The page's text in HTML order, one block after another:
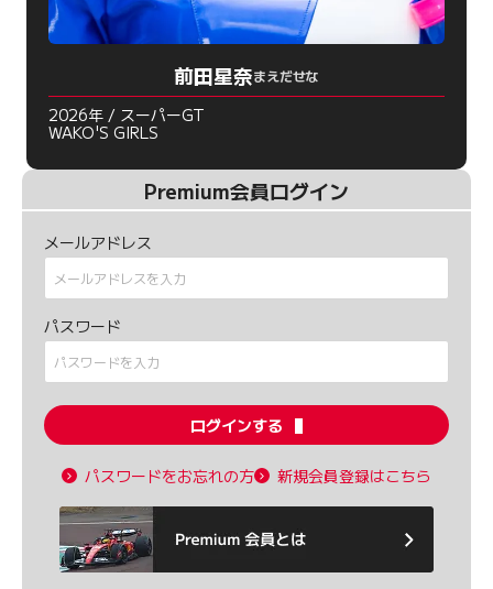
前田星奈まえだせな
2026年 / スーパーGT
WAKO'S GIRLS
Premium会員ログイン
メールアドレス
パスワード
ログインする
パスワードをお忘れの方 新規会員登録はこちら